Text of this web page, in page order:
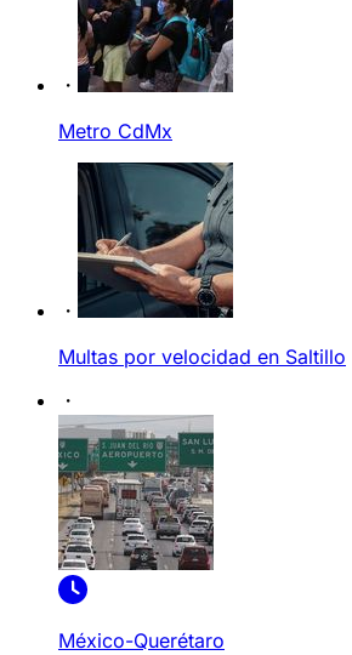
Metro CdMx
Multas por velocidad en Saltillo
México-Querétaro